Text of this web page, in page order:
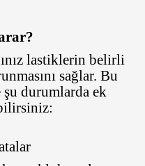
lastiklerin belirli
sağlar. Bu
durumlarda ek